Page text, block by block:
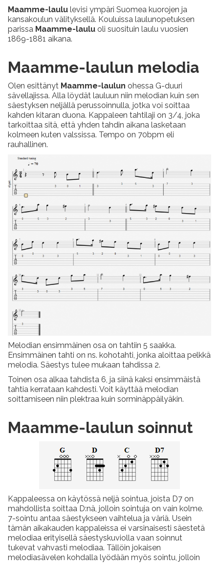
Maamme-laulu levisi ympäri Suomea kuorojen ja
kansakoulun välityksellä. Kouluissa laulunopetuksen
parissa Maamme-laulu oli suosituin laulu vuosien
1869-1881 aikana.
Maamme-laulun melodia
Olen esittänyt Maamme-laulun ohessa G-duuri
sävellajissa. Alla löydät lauluun niin melodian kuin sen
säestyksen neljällä perussoinnulla, jotka voi soittaa
kahden kitaran duona. Kappaleen tahtilaji on 3/4, joka
tarkoittaa sitä, että yhden tahdin aikana lasketaan
kolmeen kuten valssissa. Tempo on 70bpm eli
rauhallinen.
Melodian ensimmäinen osa on tahtiin 5 saakka.
Ensimmäinen tahti on ns. kohotahti, jonka aloittaa pelkkä
melodia. Säestys tulee mukaan tahdissa 2.
Toinen osa alkaa tahdista 6, ja siinä kaksi ensimmäistä
tahtia kerrataan kahdesti. Voit käyttää melodian
soittamiseen niin plektraa kuin sorminäppäilyäkin.
Maamme-laulun soinnut
Kappaleessa on käytössä neljä sointua, joista D7 on
mahdollista soittaa D:nä, jolloin sointuja on vain kolme.
7-sointu antaa säestykseen vaihtelua ja väriä. Usein
tämän aikakauden kappaleissa ei varsinaisesti säestetä
melodiaa erityisellä säestyskuviolla vaan soinnut
tukevat vahvasti melodiaa. Tällöin jokaisen
melodiasävelen kohdalla lyödään myös sointu, jolloin